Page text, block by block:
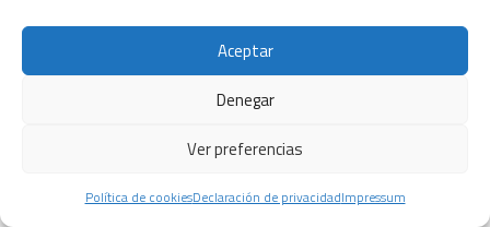
Aceptar
Denegar
Ver preferencias
Política de cookiesDeclaración de privacidadImpressum